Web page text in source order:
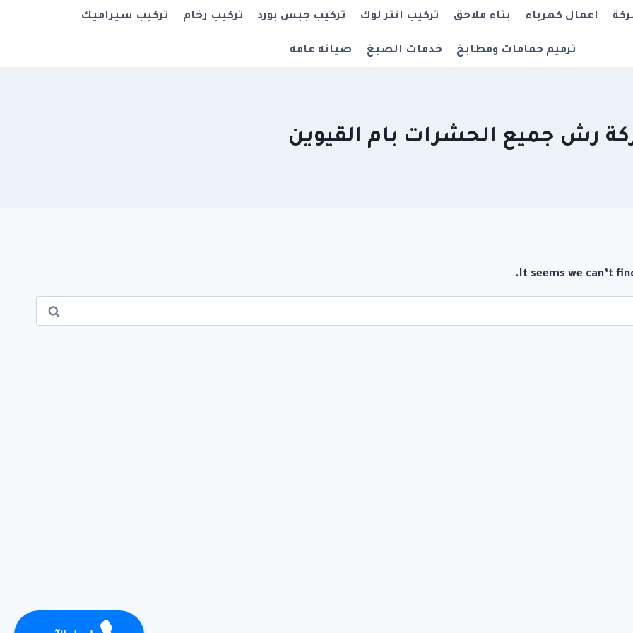
اعمال كهرباء بناء ملاحق تركيب انتر لوك تركيب جبس بورد تركيب رخام تركيب سيراميك
ترميم حمامات ومطابخ خدمات الصبغ صيانه عامه
رش جميع الحشرات بام القيوين
It seems we can’t